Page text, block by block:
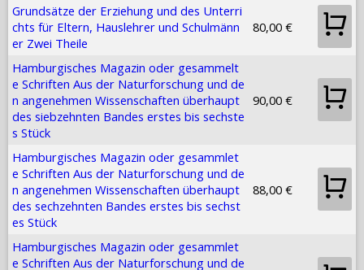
Grundsätze der Erziehung und des Unterri
chts für Eltern, Hauslehrer und Schulmänn
er Zwei Theile
80,00 €
Hamburgisches Magazin oder gesammelt
e Schriften Aus der Naturforschung und de
n angenehmen Wissenschaften überhaupt
des siebzehnten Bandes erstes bis sechste
s Stück
90,00 €
Hamburgisches Magazin oder gesammlet
e Schriften Aus der Naturforschung und de
n angenehmen Wissenschaften überhaupt
des sechzehnten Bandes erstes bis sechst
es Stück
88,00 €
Hamburgisches Magazin oder gesammlet
e Schriften Aus der Naturforschung und de